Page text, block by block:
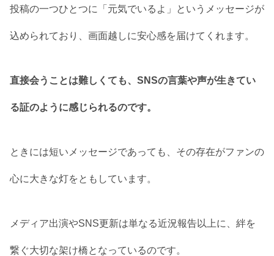
投稿の一つひとつに「元気でいるよ」というメッセージが
込められており、画面越しに安心感を届けてくれます。
直接会うことは難しくても、SNSの言葉や声が生きてい
る証のように感じられるのです。
ときには短いメッセージであっても、その存在がファンの
心に大きな灯をともしています。
メディア出演やSNS更新は単なる近況報告以上に、絆を
繋ぐ大切な架け橋となっているのです。